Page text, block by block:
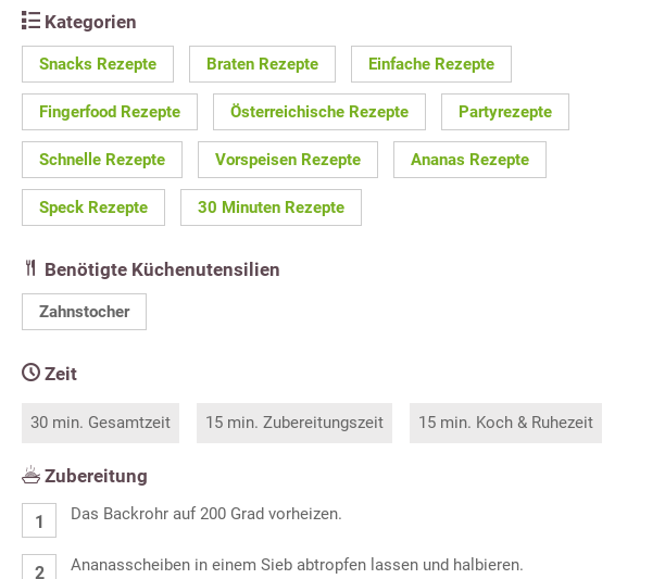
Kategorien
Snacks Rezepte Braten Rezepte Einfache Rezepte
Fingerfood Rezepte Österreichische Rezepte Partyrezepte
Schnelle Rezepte Vorspeisen Rezepte Ananas Rezepte
Speck Rezepte 30 Minuten Rezepte
Benötigte Küchenutensilien
Zahnstocher
Zeit
30 min. Gesamtzeit 15 min. Zubereitungszeit 15 min. Koch & Ruhezeit
Zubereitung
Das Backrohr auf 200 Grad vorheizen.
Ananasscheiben in einem Sieb abtropfen lassen und halbieren.